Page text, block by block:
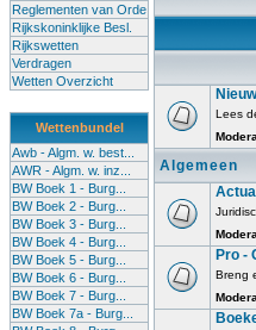
Reglementen van Orde
Rijkskoninklijke Besl.
Rijkswetten
Verdragen
Wetten Overzicht
Wettenbundel
Awb - Algm. w. best...
AWR - Algm. w. inz...
BW Boek 1 - Burg...
BW Boek 2 - Burg...
BW Boek 3 - Burg...
BW Boek 4 - Burg...
BW Boek 5 - Burg...
BW Boek 6 - Burg...
BW Boek 7 - Burg...
BW Boek 7a - Burg...
Lees
Algemeen
Pro -
Breng